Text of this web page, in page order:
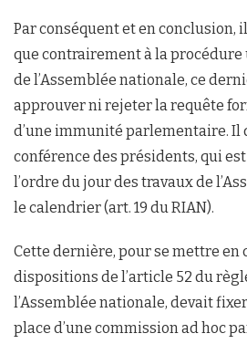
Par conséquent et en conclusion,
que contrairement à la
de l’Assemblée nationale, ce
approuver ni rejeter la requête
d’une immunité parlementaire. Il
conférence des présidents, qui
l’ordre du jour des travaux de
le calendrier (art. 19 du RIAN).
Cette dernière, pour se mettre en
dispositions de l’article 52 du
l’Assemblée nationale, devait
place d’une commission ad hoc